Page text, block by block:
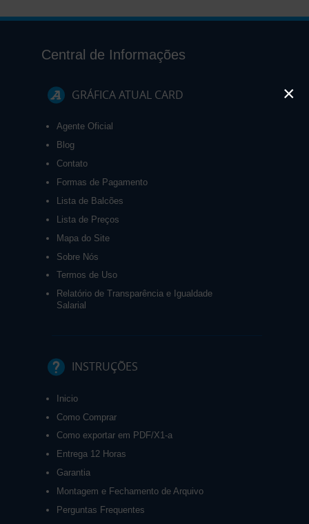
Central de Informações
GRÁFICA ATUAL CARD
Agente Oficial
Blog
Contato
Formas de Pagamento
Lista de Balcões
Lista de Preços
Mapa do Site
Sobre Nós
Termos de Uso
Relatório de Transparência e Igualdade
Salarial
INSTRUÇÕES
Inicio
Como Comprar
Como exportar em PDF/X1-a
Entrega 12 Horas
Garantia
Montagem e Fechamento de Arquivo
Perguntas Frequentes
×